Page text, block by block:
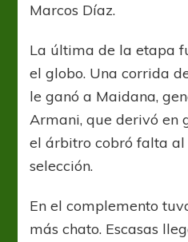
Marcos Díaz.
La última de la etapa
el globo. Una corrida
le ganó a Maidana,
Armani, que derivó en
el árbitro cobró falta
selección.
En el complemento
más chato. Escasas